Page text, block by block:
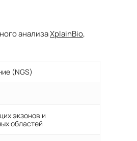
анализаXplainBio,
(NGS)
экзонов и
областей